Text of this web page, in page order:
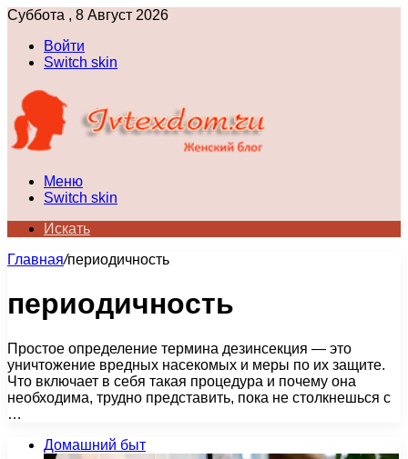
Суббота , 8 Август 2026
Войти
Switch skin
Меню
Switch skin
Искать
Главная/периодичность
периодичность
Простое определение термина дезинсекция — это
уничтожение вредных насекомых и меры по их защите.
Что включает в себя такая процедура и почему она
необходима, трудно представить, пока не столкнешься с
…
Домашний быт